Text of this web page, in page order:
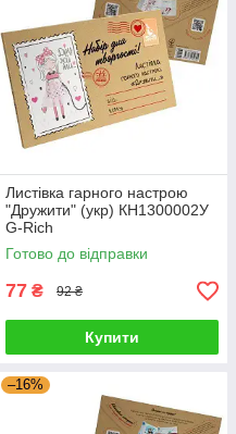
Листівка гарного настрою
"Дружити" (укр) КН1300002У
G-Rich
Готово до відправки
77 ₴ 92 ₴
Купити
–16%